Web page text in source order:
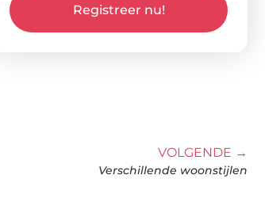
Registreer nu!
VOLGENDE →
Verschillende woonstijlen